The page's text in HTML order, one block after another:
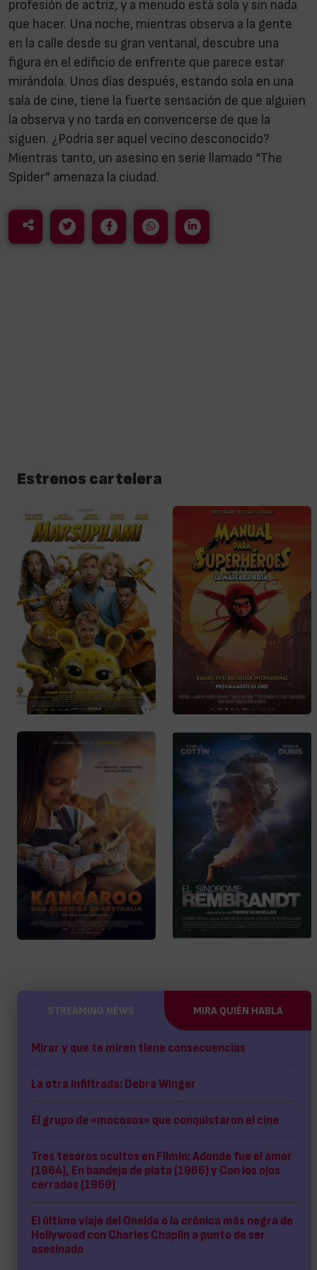
profesión de actriz, y a menudo está sola y sin nada
que hacer. Una noche, mientras observa a la gente
en la calle desde su gran ventanal, descubre una
figura en el edificio de enfrente que parece estar
mirándola. Unos días después, estando sola en una
sala de cine, tiene la fuerte sensación de que alguien
la observa y no tarda en convencerse de que la
siguen. ¿Podría ser aquel vecino desconocido?
Mientras tanto, un asesino en serie llamado “The
Spider” amenaza la ciudad.
Estrenos cartelera
STREAMING NEWS MIRA QUIÉN HABLA
Mirar y que te miren tiene consecuencias
La otra Infiltrada: Debra Winger
El grupo de «mocosos» que conquistaron el cine
Tres tesoros ocultos en Filmin: Adonde fue el amor
(1964), En bandeja de plata (1966) y Con los ojos
cerrados (1969)
El último viaje del Oneida o la crónica más negra de
Hollywood con Charles Chaplin a punto de ser
asesinado